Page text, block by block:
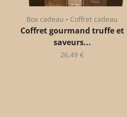
Box cadeau • Coffret cadeau
Coffret gourmand truffe et
saveurs...
26,49 €